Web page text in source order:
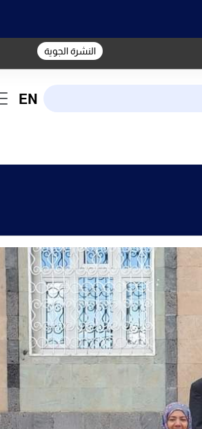
النشرة الجوية
EN